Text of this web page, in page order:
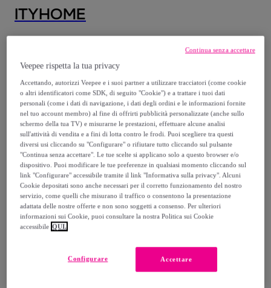
ITYHOME
Letto matrimoniale contenitore 160x190
Modello: Letto matrimoniale contenitore
160x190 bianco frassino Nuamo
499,00 €
1.223,00 €
-59%
Venduto daItyhome
Veepee rispetta la tua privacy
Accettando, autorizzi Veepee e i suoi partner a utilizzare tracciatori (come cookie
o altri identificatori come SDK, di seguito "Cookie") e a trattare i tuoi dati
personali (come i dati di navigazione, i dati degli ordini e le informazioni fornite
nel tuo account membro) al fine di offrirti pubblicità personalizzate (anche sullo
schermo della tua TV) e misurarne le prestazioni, effettuare alcune analisi
sull'attività di vendita e a fini di lotta contro le frodi. Puoi scegliere tra questi
diversi usi cliccando su "Configurare" o rifiutare tutto cliccando sul pulsante
"Continua senza accettare". Le tue scelte si applicano solo a questo browser e/o
dispositivo. Puoi modificare le tue preferenze in qualsiasi momento cliccando sul
link "Configurare" accessibile tramite il link "Informativa sulla privacy". Alcuni
Cookie depositati sono anche necessari per il corretto funzionamento del nostro
servizio, come quelli che misurano il traffico o consentono la presentazione
adattata delle nostre offerte e non sono soggetti a consenso. Per ulteriori
informazioni sui Cookie, puoi consultare la nostra Politica sui Cookie
accessibile QUI.
Accettare
Configurare
Continua senza accettare